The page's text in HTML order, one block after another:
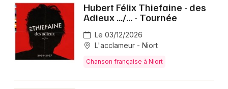
Hubert Félix Thiefaine - des
Adieux .../... - Tournée
Le 03/12/2026
L'acclameur - Niort
Chanson française à Niort